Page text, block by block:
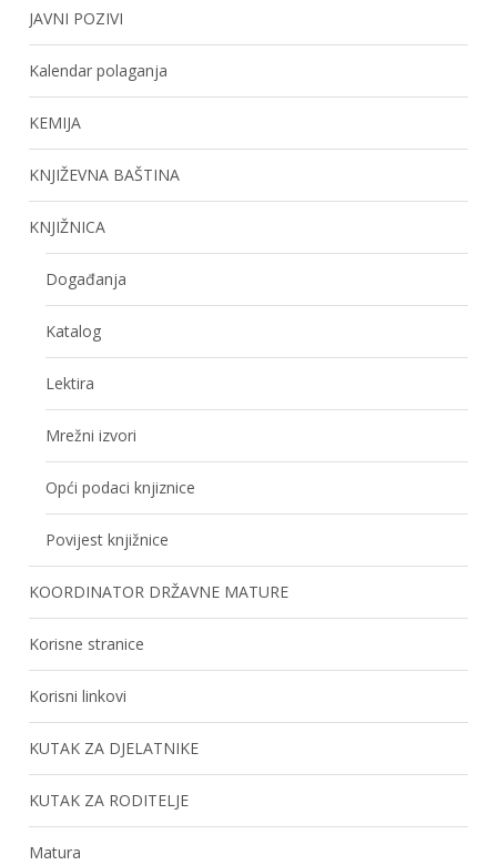
JAVNI POZIVI
Kalendar polaganja
KEMIJA
KNJIŽEVNA BAŠTINA
KNJIŽNICA
Događanja
Katalog
Lektira
Mrežni izvori
Opći podaci knjiznice
Povijest knjižnice
KOORDINATOR DRŽAVNE MATURE
Korisne stranice
Korisni linkovi
KUTAK ZA DJELATNIKE
KUTAK ZA RODITELJE
Matura